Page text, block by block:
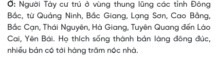
Ở: Người Tày cư trú ở vùng thung lũng các tỉnh Ðông
Bắc, từ Quảng Ninh, Bắc Giang, Lạng Sơn, Cao Bằng,
Bắc Cạn, Thái Nguyên, Hà Giang, Tuyên Quang đến Lào
Cai, Yên Bái. Họ thích sống thành bản làng đông đúc,
nhiều bản có tới hàng trăm nóc nhà.